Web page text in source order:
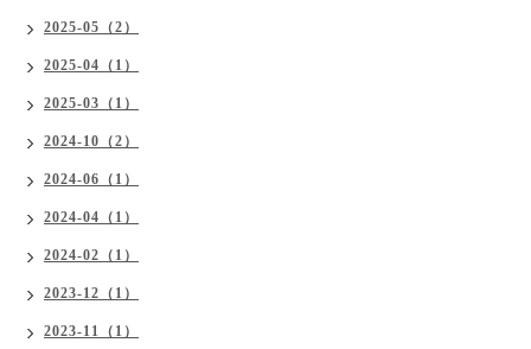
2025-05（2）
2025-04（1）
2025-03（1）
2024-10（2）
2024-06（1）
2024-04（1）
2024-02（1）
2023-12（1）
2023-11（1）